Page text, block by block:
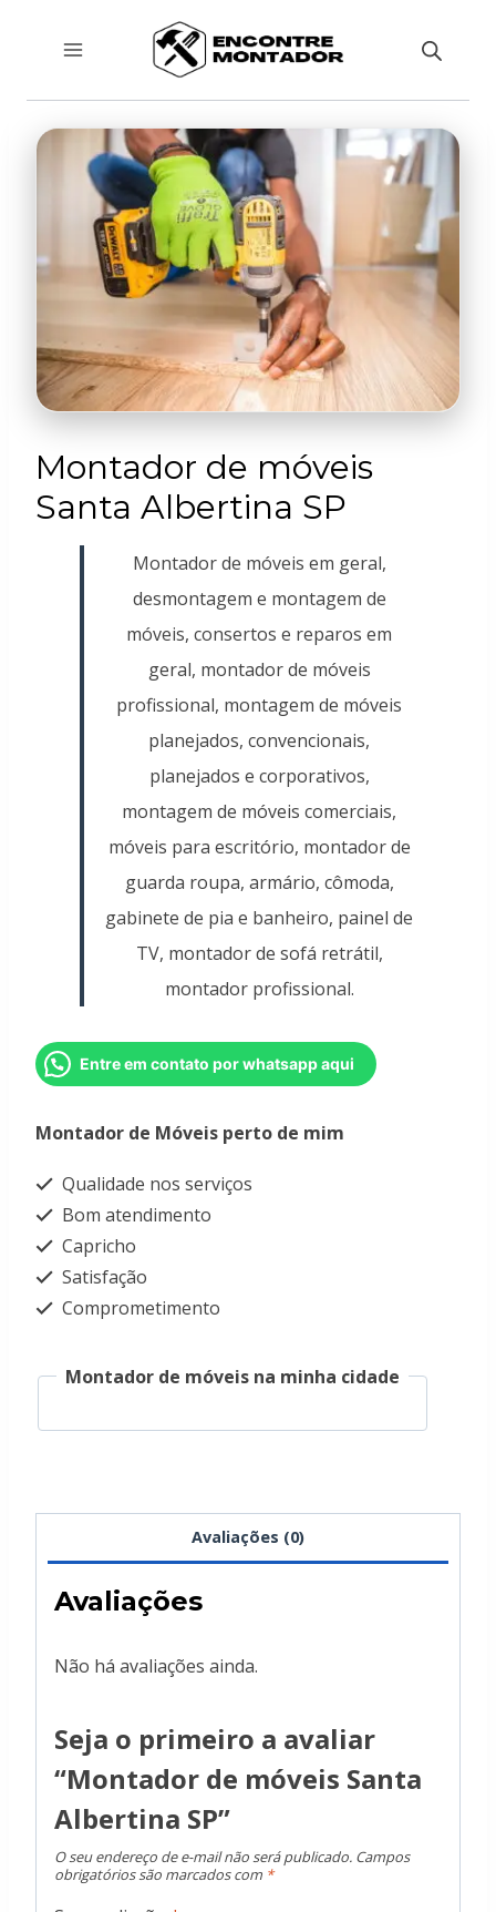
Conteúdo
Montador de móveis
Santa Albertina SP
Montador de móveis em geral,
desmontagem e montagem de
móveis, consertos e reparos em
geral, montador de móveis
profissional, montagem de móveis
planejados, convencionais,
planejados e corporativos,
montagem de móveis comerciais,
móveis para escritório, montador de
guarda roupa, armário, cômoda,
gabinete de pia e banheiro, painel de
TV, montador de sofá retrátil,
montador profissional.
Entre em contato por whatsapp aqui
Montador de Móveis perto de mim
Qualidade nos serviços
Bom atendimento
Capricho
Satisfação
Comprometimento
Montador de móveis na minha cidade
Avaliações (0)
Avaliações
Não há avaliações ainda.
Seja o primeiro a avaliar
“Montador de móveis Santa
Albertina SP”
O seu endereço de e-mail não será publicado. Campos
obrigatórios são marcados com *